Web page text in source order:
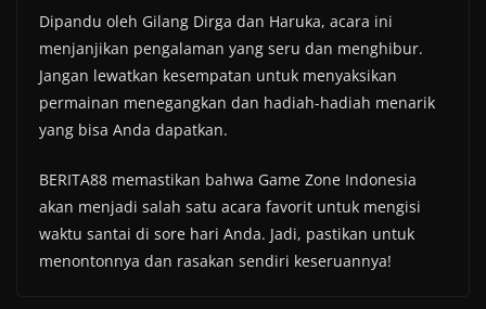
Dipandu oleh Gilang Dirga dan Haruka, acara ini
menjanjikan pengalaman yang seru dan menghibur.
Jangan lewatkan kesempatan untuk menyaksikan
permainan menegangkan dan hadiah-hadiah menarik
yang bisa Anda dapatkan.
BERITA88 memastikan bahwa Game Zone Indonesia
akan menjadi salah satu acara favorit untuk mengisi
waktu santai di sore hari Anda. Jadi, pastikan untuk
menontonnya dan rasakan sendiri keseruannya!